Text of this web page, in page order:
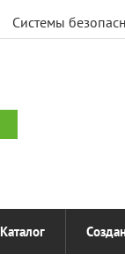
Системы
Каталог